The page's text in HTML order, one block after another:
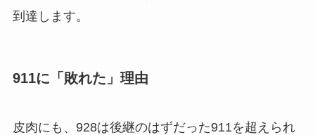
到達します。
911に「敗れた」理由
皮肉にも、928は後継のはずだった911を超えられ